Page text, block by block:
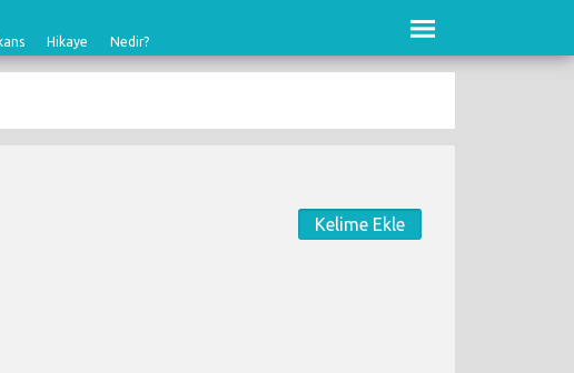
Hikaye Nedir?
Kelime Ekle